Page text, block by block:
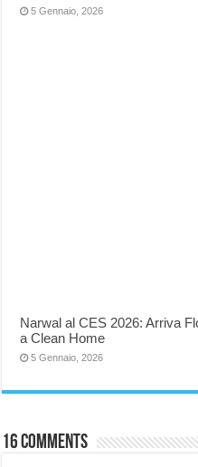
5 Gennaio, 2026
Narwal al CES 2026: Arriva
a Clean Home
5 Gennaio, 2026
16 comments